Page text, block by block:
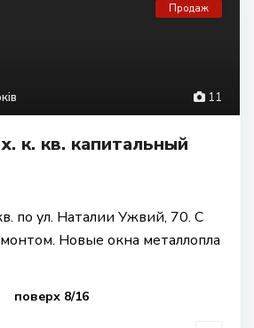
11
Продаж
к. кв. капитальный
по ул. Наталии Ужвий, 70. С
Новые окна металлопла
поверх 8/16